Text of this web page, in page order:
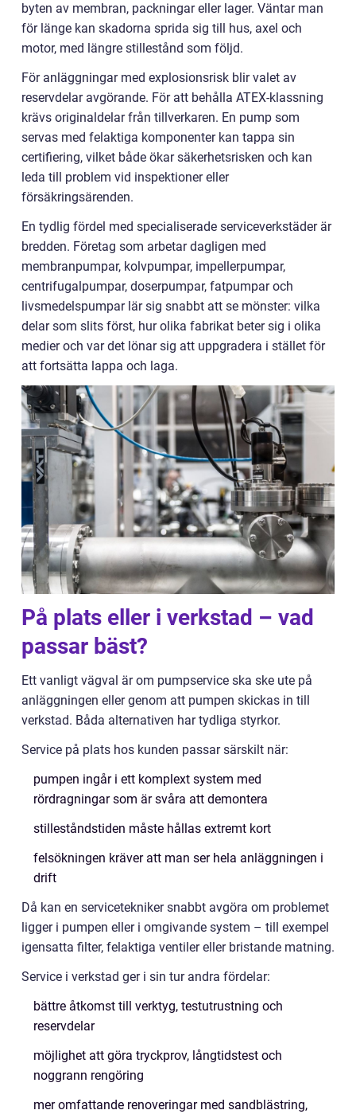
byten av membran, packningar eller lager. Väntar man
för länge kan skadorna sprida sig till hus, axel och
motor, med längre stillestånd som följd.
För anläggningar med explosionsrisk blir valet av
reservdelar avgörande. För att behålla ATEX-klassning
krävs originaldelar från tillverkaren. En pump som
servas med felaktiga komponenter kan tappa sin
certifiering, vilket både ökar säkerhetsrisken och kan
leda till problem vid inspektioner eller
försäkringsärenden.
En tydlig fördel med specialiserade serviceverkstäder är
bredden. Företag som arbetar dagligen med
membranpumpar, kolvpumpar, impellerpumpar,
centrifugalpumpar, doserpumpar, fatpumpar och
livsmedelspumpar lär sig snabbt att se mönster: vilka
delar som slits först, hur olika fabrikat beter sig i olika
medier och var det lönar sig att uppgradera i stället för
att fortsätta lappa och laga.
På plats eller i verkstad – vad
passar bäst?
Ett vanligt vägval är om pumpservice ska ske ute på
anläggningen eller genom att pumpen skickas in till
verkstad. Båda alternativen har tydliga styrkor.
Service på plats hos kunden passar särskilt när:
pumpen ingår i ett komplext system med
rördragningar som är svåra att demontera
stilleståndstiden måste hållas extremt kort
felsökningen kräver att man ser hela anläggningen i
drift
Då kan en servicetekniker snabbt avgöra om problemet
ligger i pumpen eller i omgivande system – till exempel
igensatta filter, felaktiga ventiler eller bristande matning.
Service i verkstad ger i sin tur andra fördelar:
bättre åtkomst till verktyg, testutrustning och
reservdelar
möjlighet att göra tryckprov, långtidstest och
noggrann rengöring
mer omfattande renoveringar med sandblästring,